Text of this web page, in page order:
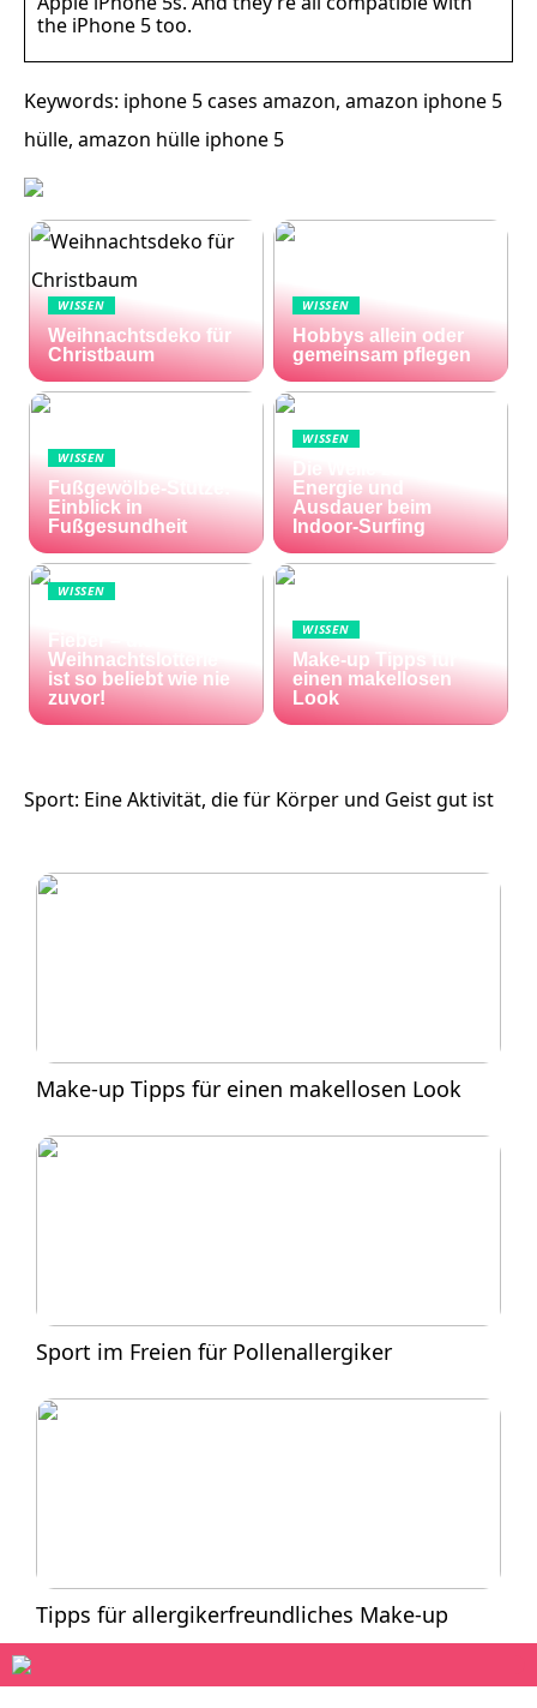
the iPhone 5 too.
Keywords: iphone 5 cases amazon, amazon iphone 5
hülle, amazon hülle iphone 5
WISSEN
Weihnachtsdeko für
Christbaum
WISSEN
Hobbys allein oder
gemeinsam pflegen
WISSEN
Fußgewölbe-Stütze:
Einblick in
Fußgesundheit
WISSEN
Die Welle zu Hause:
Energie und
Ausdauer beim
Indoor-Surfing
WISSEN
Fieber – die El Gordo
Weihnachtslotterie
ist so beliebt wie nie
zuvor!
WISSEN
Make-up Tipps für
einen makellosen
Look
Sport: Eine Aktivität, die für Körper und Geist gut ist
Make-up Tipps für einen makellosen Look
Sport im Freien für Pollenallergiker
Tipps für allergikerfreundliches Make-up